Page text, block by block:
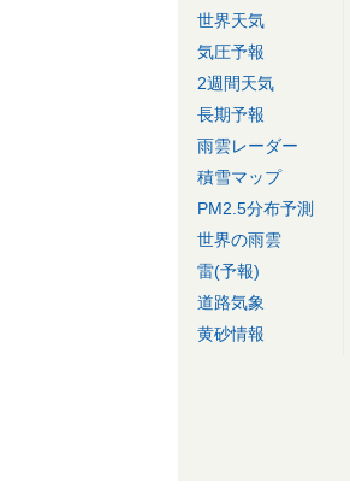
世界天気
気圧予報
2週間天気
長期予報
雨雲レーダー
積雪マップ
PM2.5分布予測
世界の雨雲
雷(予報)
道路気象
黄砂情報